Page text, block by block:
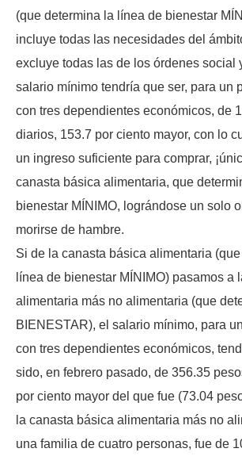
(que determina la línea de bienestar
incluye todas las necesidades del
excluye todas las de los órdenes social
salario mínimo tendría que ser, para un
con tres dependientes económicos, de
diarios, 153.7 por ciento mayor, con lo
un ingreso suficiente para comprar,
canasta básica alimentaria, que
bienestar MÍNIMO, lográndose un solo
morirse de hambre.
Si de la canasta básica alimentaria
línea de bienestar MÍNIMO) pasamos a
alimentaria más no alimentaria (que
BIENESTAR), el salario mínimo, para
con tres dependientes económicos,
sido, en febrero pasado, de 356.35
por ciento mayor del que fue (73.04
la canasta básica alimentaria más no
una familia de cuatro personas, fue de